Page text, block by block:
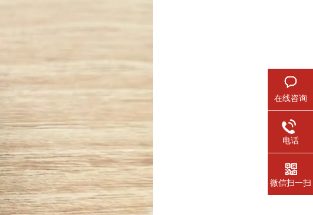
在线咨询
电话
微信扫一扫